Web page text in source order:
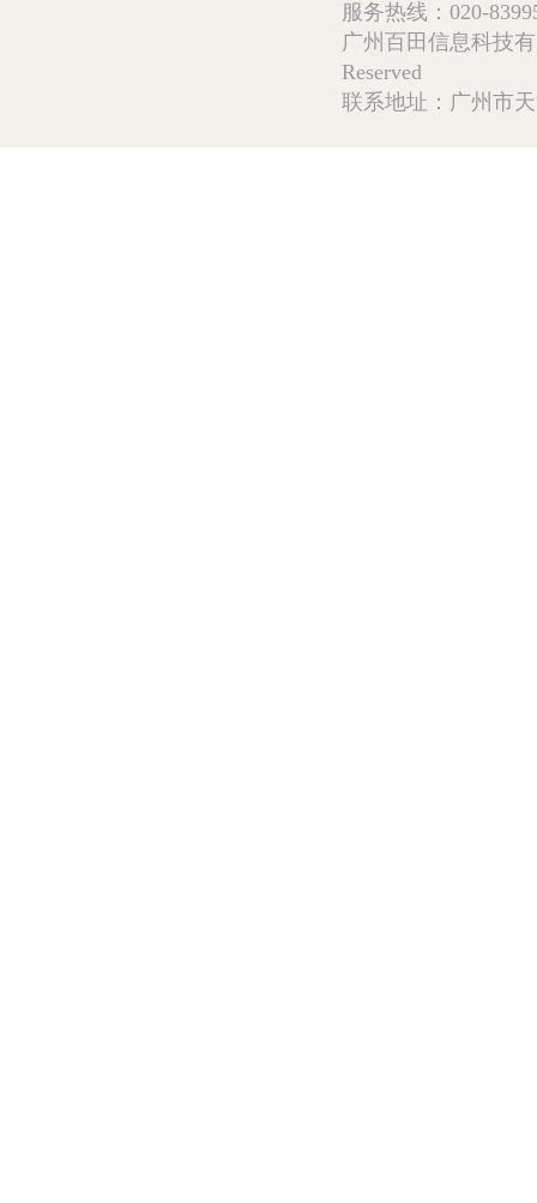
服务热线：020-
广州百田信息科技
Reserved
联系地址：广州市